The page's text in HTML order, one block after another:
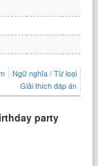
Ngữ nghĩa / Từ loại
Giải thích đáp án
party